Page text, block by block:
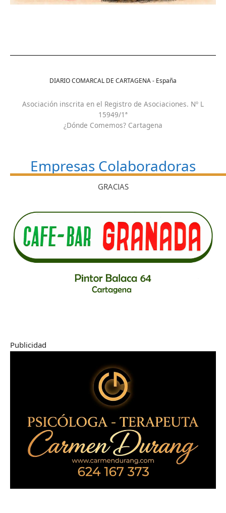
DIARIO COMARCAL DE CARTAGENA - España
Asociación inscrita en el Registro de Asociaciones. Nº L
15949/1ª
¿Dónde Comemos? Cartagena
Empresas Colaboradoras
GRACIAS
Publicidad